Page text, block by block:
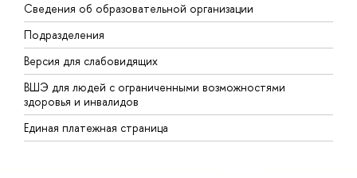
Сведения об образовательной организации
Подразделения
ерсия для слабовидящих
ШЭ для людей с ограниченными возможностями
здоровья и инвалидо
Единая платежная страница